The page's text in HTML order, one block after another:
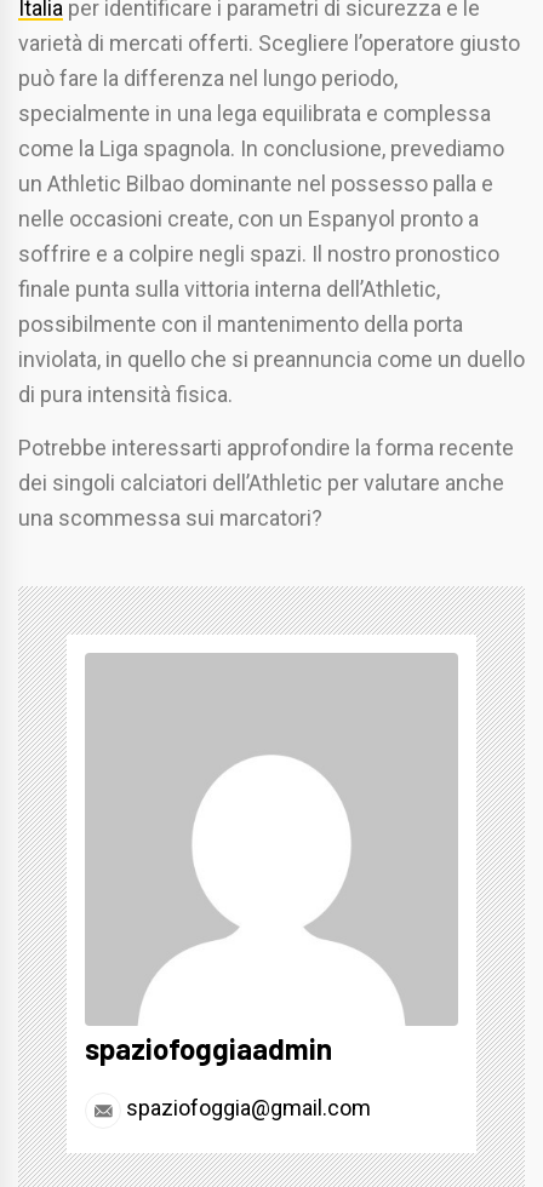
Italia per identificare i parametri di sicurezza e le
varietà di mercati offerti. Scegliere l’operatore giusto
può fare la differenza nel lungo periodo,
specialmente in una lega equilibrata e complessa
come la Liga spagnola. In conclusione, prevediamo
un Athletic Bilbao dominante nel possesso palla e
nelle occasioni create, con un Espanyol pronto a
soffrire e a colpire negli spazi. Il nostro pronostico
finale punta sulla vittoria interna dell’Athletic,
possibilmente con il mantenimento della porta
inviolata, in quello che si preannuncia come un duello
di pura intensità fisica.
Potrebbe interessarti approfondire la forma recente
dei singoli calciatori dell’Athletic per valutare anche
una scommessa sui marcatori?
spaziofoggiaadmin
spaziofoggia@gmail.com